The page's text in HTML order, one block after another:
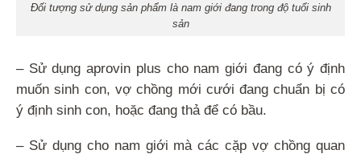
Đối tượng sử dụng sản phẩm là nam giới đang trong độ tuổi sinh
sản
– Sử dụng aprovin plus cho nam giới đang có ý định
muốn sinh con, vợ chồng mới cưới đang chuẩn bị có
ý định sinh con, hoặc đang thả để có bầu.
– Sử dụng cho nam giới mà các cặp vợ chồng quan